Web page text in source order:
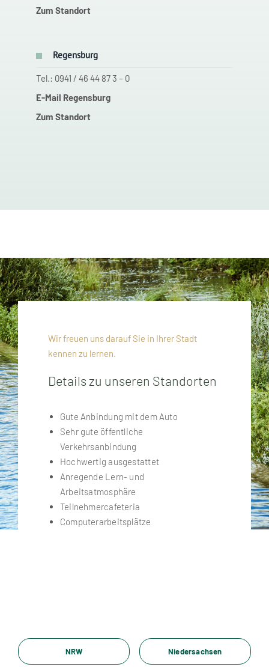
Zum Standort
Regensburg
Tel.: 0941 / 46 44 87 3 – 0
E-Mail Regensburg
Zum Standort
Wir freuen uns darauf Sie in Ihrer Stadt
kennen zu lernen.
Details zu unseren Standorten
Gute Anbindung mit dem Auto
Sehr gute öffentliche
Verkehrsanbindung
Hochwertig ausgestattet
Anregende Lern- und
Arbeitsatmosphäre
Teilnehmercafeteria
Computerarbeitsplätze
NRW Niedersachsen